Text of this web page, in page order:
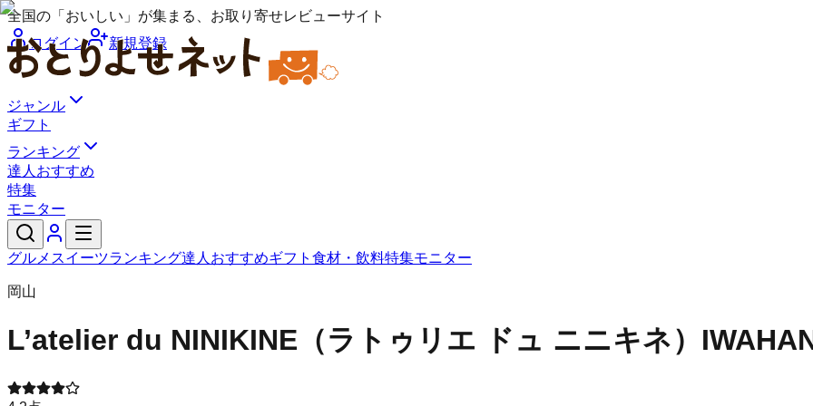
全国の「おいしい」が集まる、お取り寄せレビューサイト
ログイン
新規登録
ジャンル
ギフト
ランキング
達人おすすめ
特集
モニター
グルメ スイーツランキング達人おすすめギフト 食材・飲料特集モニター
岡山
L’atelier du NINIKINE（ラトゥリエ ドュ ニニキネ）